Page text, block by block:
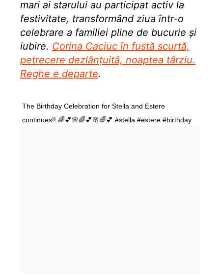
mari ai starului au participat activ la
festivitate, transformând ziua într-o
celebrare a familiei pline de bucurie și
iubire. Corina Caciuc în fustă scurtă,
petrecere dezlănțuită, noaptea târziu.
Reghe e departe.
The Birthday Celebration for Stella and Estere
continues!! 🌈💕🌸🌈💕🌸🌈💕 #stella #estere #birthday